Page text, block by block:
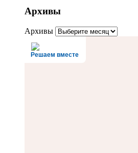
Архивы
Архивы
Решаем вместе